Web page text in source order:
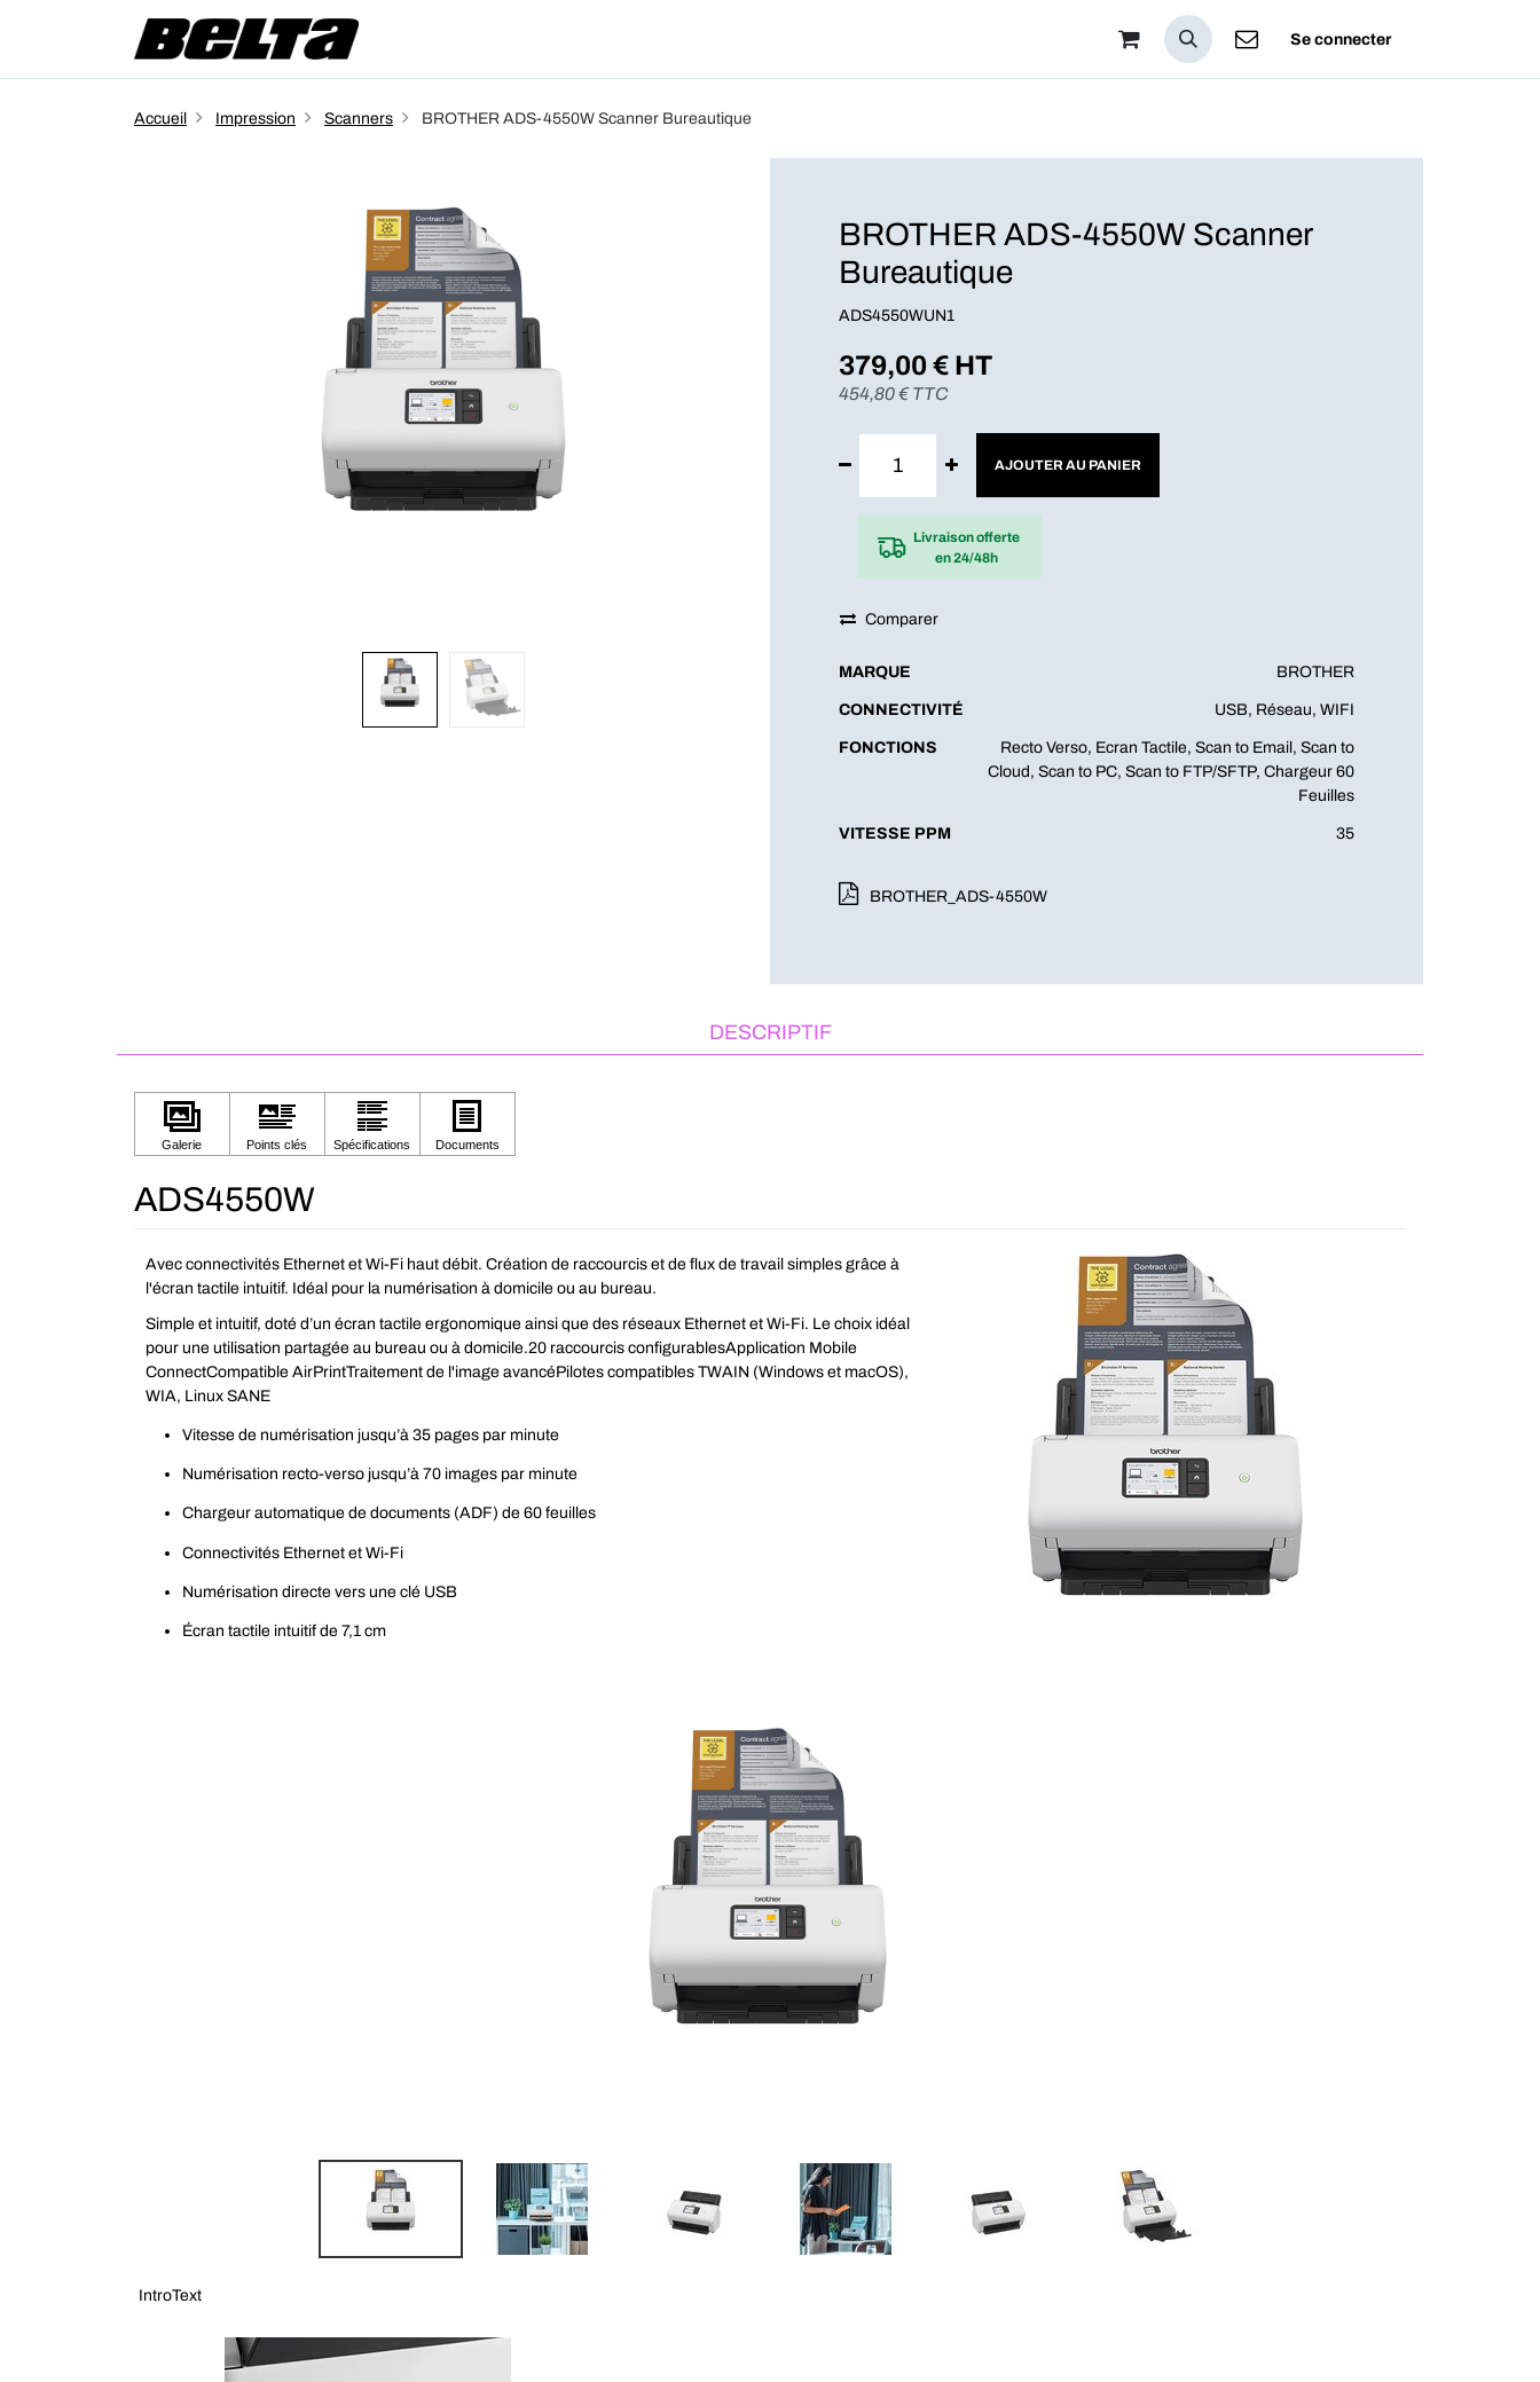
Se connecter
Accueil Impression Scanners BROTHER ADS-4550W Scanner Bureautique
BROTHER ADS-4550W Scanner
Bureautique
ADS4550WUN1
379,00€ HT
454,80€ TTC
AJOUTER AU PANIER
Livraison offerte
en 24/48h
Comparer
MARQUE BROTHER
CONNECTIVITÉ USB, Réseau, WIFI
FONCTIONS
Recto Verso, Ecran Tactile, Scan to Email, Scan to
Cloud, Scan to PC, Scan to FTP/SFTP, Chargeur 60
Feuilles
VITESSE PPM 35
BROTHER_ADS-4550W
DESCRIPTIF
ADS4550W
Avec connectivités Ethernet et Wi-Fi haut débit. Création de raccourcis et de flux de travail simples grâce à
l'écran tactile intuitif. Idéal pour la numérisation à domicile ou au bureau.
Simple et intuitif, doté d’un écran tactile ergonomique ainsi que des réseaux Ethernet et Wi-Fi. Le choix idéal
pour une utilisation partagée au bureau ou à domicile.20 raccourcis configurablesApplication Mobile
ConnectCompatible AirPrintTraitement de l'image avancéPilotes compatibles TWAIN (Windows et macOS),
WIA, Linux SANE
Vitesse de numérisation jusqu’à 35 pages par minute
Numérisation recto-verso jusqu’à 70 images par minute
Chargeur automatique de documents (ADF) de 60 feuilles
Connectivités Ethernet et Wi-Fi
Numérisation directe vers une clé USB
Écran tactile intuitif de 7,1 cm
IntroText